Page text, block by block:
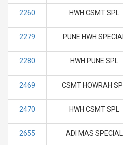
2260 HWH CSMT SPL
2279 PUNE HWH SPECIAL
2280 HWH PUNE SPL
2469 CSMT HOWRAH SPL
2470 HWH CSMT SPL
2655 ADI MAS SPECIAL